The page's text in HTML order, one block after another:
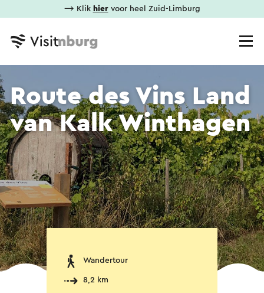
⟶ Klik hiervoor heel Zuid-Limburg
Route des Vins Land
van Kalk Winthagen
Wandertour
8,2 km